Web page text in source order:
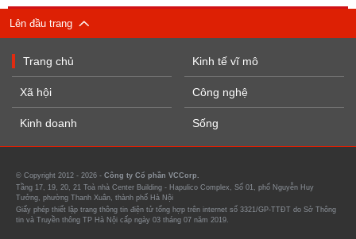
Lên đầu trang
Trang chủ
Xã hội
Kinh doanh
Kinh tế vĩ mô
Công nghệ
Sống
© Copyright 2012 - 2026 - Công ty Cổ phần VCCorp.
Tầng 17, 19, 20, 21 Toà nhà Center Building - Hapulico Complex, Số 01, phố Nguyễn Huy
Tưởng, phường Thanh Xuân, thành phố Hà Nội
Giấy phép thiết lập trang thông tin điện tử tổng hợp trên internet số 3321/GP-TTĐT do Sở Thông
tin và Truyền thông TP Hà Nội cấp ngày 03 tháng 07 năm 2019.